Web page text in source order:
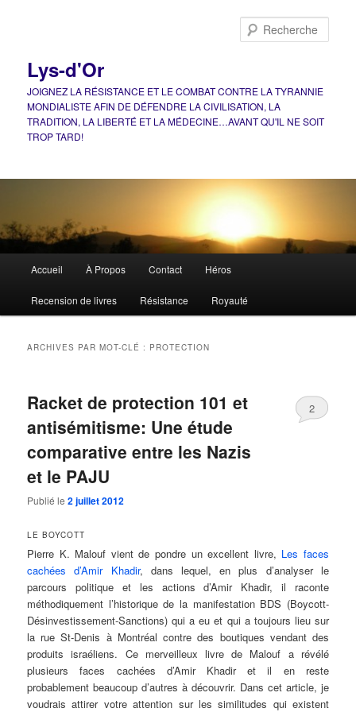
Lys-d'Or
JOIGNEZ LA RÉSISTANCE ET LE COMBAT CONTRE LA TYRANNIE
MONDIALISTE AFIN DE DÉFENDRE LA CIVILISATION, LA
TRADITION, LA LIBERTÉ ET LA MÉDECINE…AVANT QU'IL NE SOIT
TROP TARD!
principal
Accueil À Propos Contact Héros
Recension de livres Résistance Royauté
ARCHIVES PAR MOT-CLÉ : PROTECTION
Racket de protection 101 et
antisémitisme: Une étude
comparative entre les Nazis
et le PAJU
Publié le2 juillet 2012
2
LE BOYCOTT
Pierre K. Malouf vient de pondre un excellent livre, Les faces
cachées d’Amir Khadir, dans lequel, en plus d’analyser le
parcours politique et les actions d’Amir Khadir, il raconte
méthodiquement l’historique de la manifestation BDS (Boycott-
Désinvestissement-Sanctions) qui a eu et qui a toujours lieu sur
la rue St-Denis à Montréal contre des boutiques vendant des
produits israéliens. Ce merveilleux livre de Malouf a révélé
plusieurs faces cachées d’Amir Khadir et il en reste
probablement beaucoup d’autres à découvrir. Dans cet article, je
voudrais attirer votre attention sur les similitudes qui existent